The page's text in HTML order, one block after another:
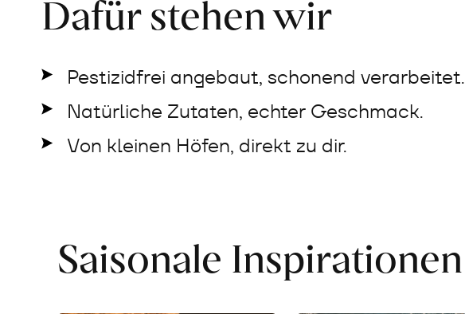
Dafür stehen wir
Pestizidfrei angebaut, schonend verarbeitet.
Natürliche Zutaten, echter Geschmack.
Von kleinen Höfen, direkt zu dir.
Saisonale Inspirationen